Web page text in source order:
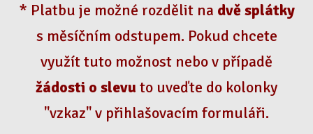
* Platbu je možné rozdělit na dvě splátky
s měsíčním odstupem. Pokud chcete
využít tuto možnost nebo v případě
žádosti o slevu to uveďte do kolonky
"vzkaz" v přihlašovacím formuláři.